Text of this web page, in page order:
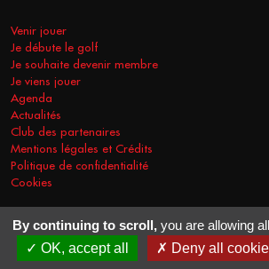
Venir jouer
Je débute le golf
Je souhaite devenir membre
Je viens jouer
Agenda
Actualités
Club des partenaires
Mentions légales et Crédits
Politique de confidentialité
Cookies
COPYRIGHT © 2026 - GOLF CLUB DE
RÉSERVÉS.
RÉALISATION VT-
By continuing to scroll, you are allowing
OK, accept all
Deny all